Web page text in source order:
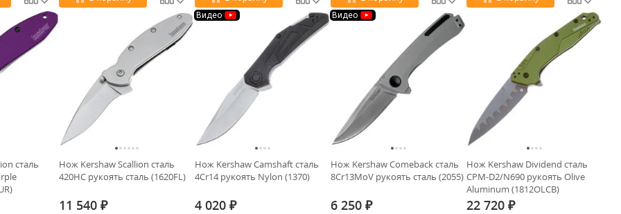
сталь
Нож Kershaw Scallion сталь
420HC рукоять сталь (1620FL)
11 540 ₽
Видео
Нож Kershaw Camshaft сталь
4Cr14 рукоять Nylon (1370)
4 020 ₽
Видео
Нож Kershaw Comeback cталь
8Cr13MoV рукоять сталь (2055)
6 250 ₽
Нож Kershaw Dividend сталь
CPM-D2/N690 рукоять Olive
Aluminum (1812OLCB)
22 720 ₽